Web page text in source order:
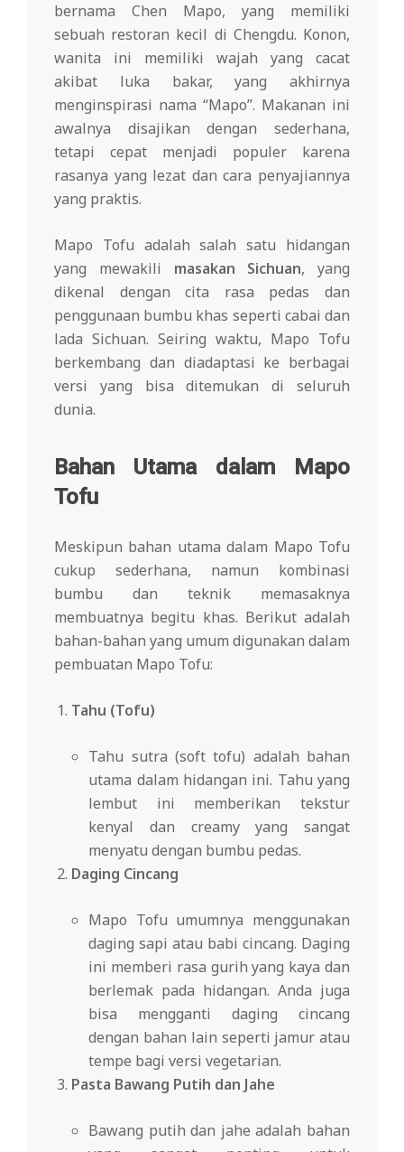
bernama Chen Mapo, yang memiliki
sebuah restoran kecil di Chengdu. Konon,
wanita ini memiliki wajah yang cacat
akibat luka bakar, yang akhirnya
menginspirasi nama “Mapo”. Makanan ini
awalnya disajikan dengan sederhana,
tetapi cepat menjadi populer karena
rasanya yang lezat dan cara penyajiannya
yang praktis.
Mapo Tofu adalah salah satu hidangan
yang mewakili masakan Sichuan, yang
dikenal dengan cita rasa pedas dan
penggunaan bumbu khas seperti cabai dan
lada Sichuan. Seiring waktu, Mapo Tofu
berkembang dan diadaptasi ke berbagai
versi yang bisa ditemukan di seluruh
dunia.
Bahan Utama dalam Mapo
Tofu
Meskipun bahan utama dalam Mapo Tofu
cukup sederhana, namun kombinasi
bumbu dan teknik memasaknya
membuatnya begitu khas. Berikut adalah
bahan-bahan yang umum digunakan dalam
pembuatan Mapo Tofu:
Tahu (Tofu)
Tahu sutra (soft tofu) adalah bahan
utama dalam hidangan ini. Tahu yang
lembut ini memberikan tekstur
kenyal dan creamy yang sangat
menyatu dengan bumbu pedas.
Daging Cincang
Mapo Tofu umumnya menggunakan
daging sapi atau babi cincang. Daging
ini memberi rasa gurih yang kaya dan
berlemak pada hidangan. Anda juga
bisa mengganti daging cincang
dengan bahan lain seperti jamur atau
tempe bagi versi vegetarian.
Pasta Bawang Putih dan Jahe
Bawang putih dan jahe adalah bahan